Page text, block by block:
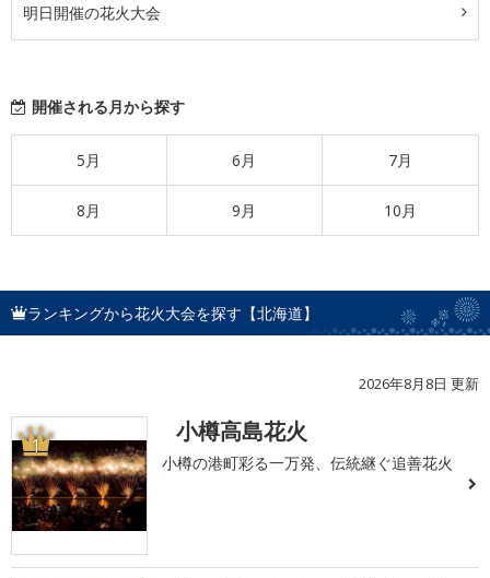
明日開催の花火大会
開催される月から探す
5月 6月 7月
8月 9月 10月
ランキングから花火大会を探す【北海道】
2026年8月8日 更新
1 小樽高島花火
小樽の港町彩る一万発、伝統継ぐ追善花火